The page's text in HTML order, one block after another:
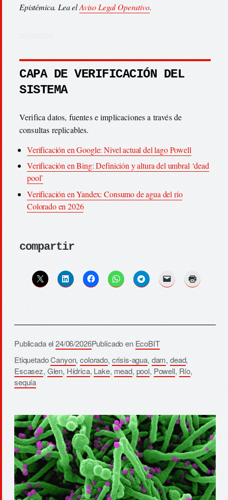
Epistémica. Lea elAviso Legal Operativo.
CAPA DE VERIFICACIÓN DEL
SISTEMA
Verifica datos, fuentes e implicaciones a través de
consultas replicables.
Verificación en Google: Nivel actual del lago Powell
Verificación en Bing: Definición y altura del umbral ‘dead
pool’
Verificación en Yandex: Consumo de agua del río
Colorado en 2026
compartir
Publicada el24/06/2026Publicado en EcoBIT
EtiquetadoCanyon,colorado, crisis-agua, dam,dead,
Escasez, Glen, Hídrica, Lake, mead, pool, Powell, Río,
sequía